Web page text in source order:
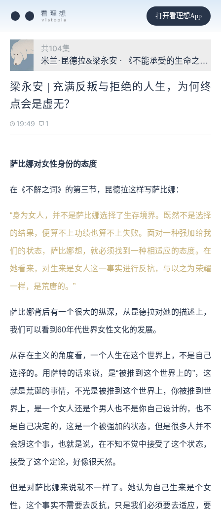
打开看理想App
共104集
米兰·昆德拉&梁永安 · 《不能承受的生命之轻》
梁永安 | 充满反叛与拒绝的人生，为何终
点会是虚无？
19:49 1
萨比娜对女性身份的态度
在《不解之词》的第三节，昆德拉这样写萨比娜：
“身为女人，并不是萨比娜选择了生存境界。既然不是选择
的结果，便算不上功绩也算不上失败。面对一种强加给我
们的状态，萨比娜想，就必须找到一种相适应的态度。在
她看来，对生来是女人这一事实进行反抗，与以之为荣耀
一样，是荒唐的。”
萨比娜背后有一个很大的纵深，从昆德拉对她的描述上，
我们可以看到60年代世界女性文化的发展。
从存在主义的角度看，一个人生在这个世界上，不是自己
选择的。用萨特的话来说，是“被推到这个世界上的”，这
就是荒诞的事情，不光是被推到这个世界上，你被推到世
界上，是一个女人还是个男人也不是你自己设计的，也不
是自己决定的，这是一个被强加的状态，但是很多人并不
会想这个事，也就是说，在不知不觉中接受了这个状态，
接受了这个定论，好像很天然。
但是对萨比娜来说就不一样了。她认为自己生来是个女
性，这个事实不需要去反抗，只是我们必须要去适应，要